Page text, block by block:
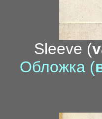
Sleeve (
Обложка (